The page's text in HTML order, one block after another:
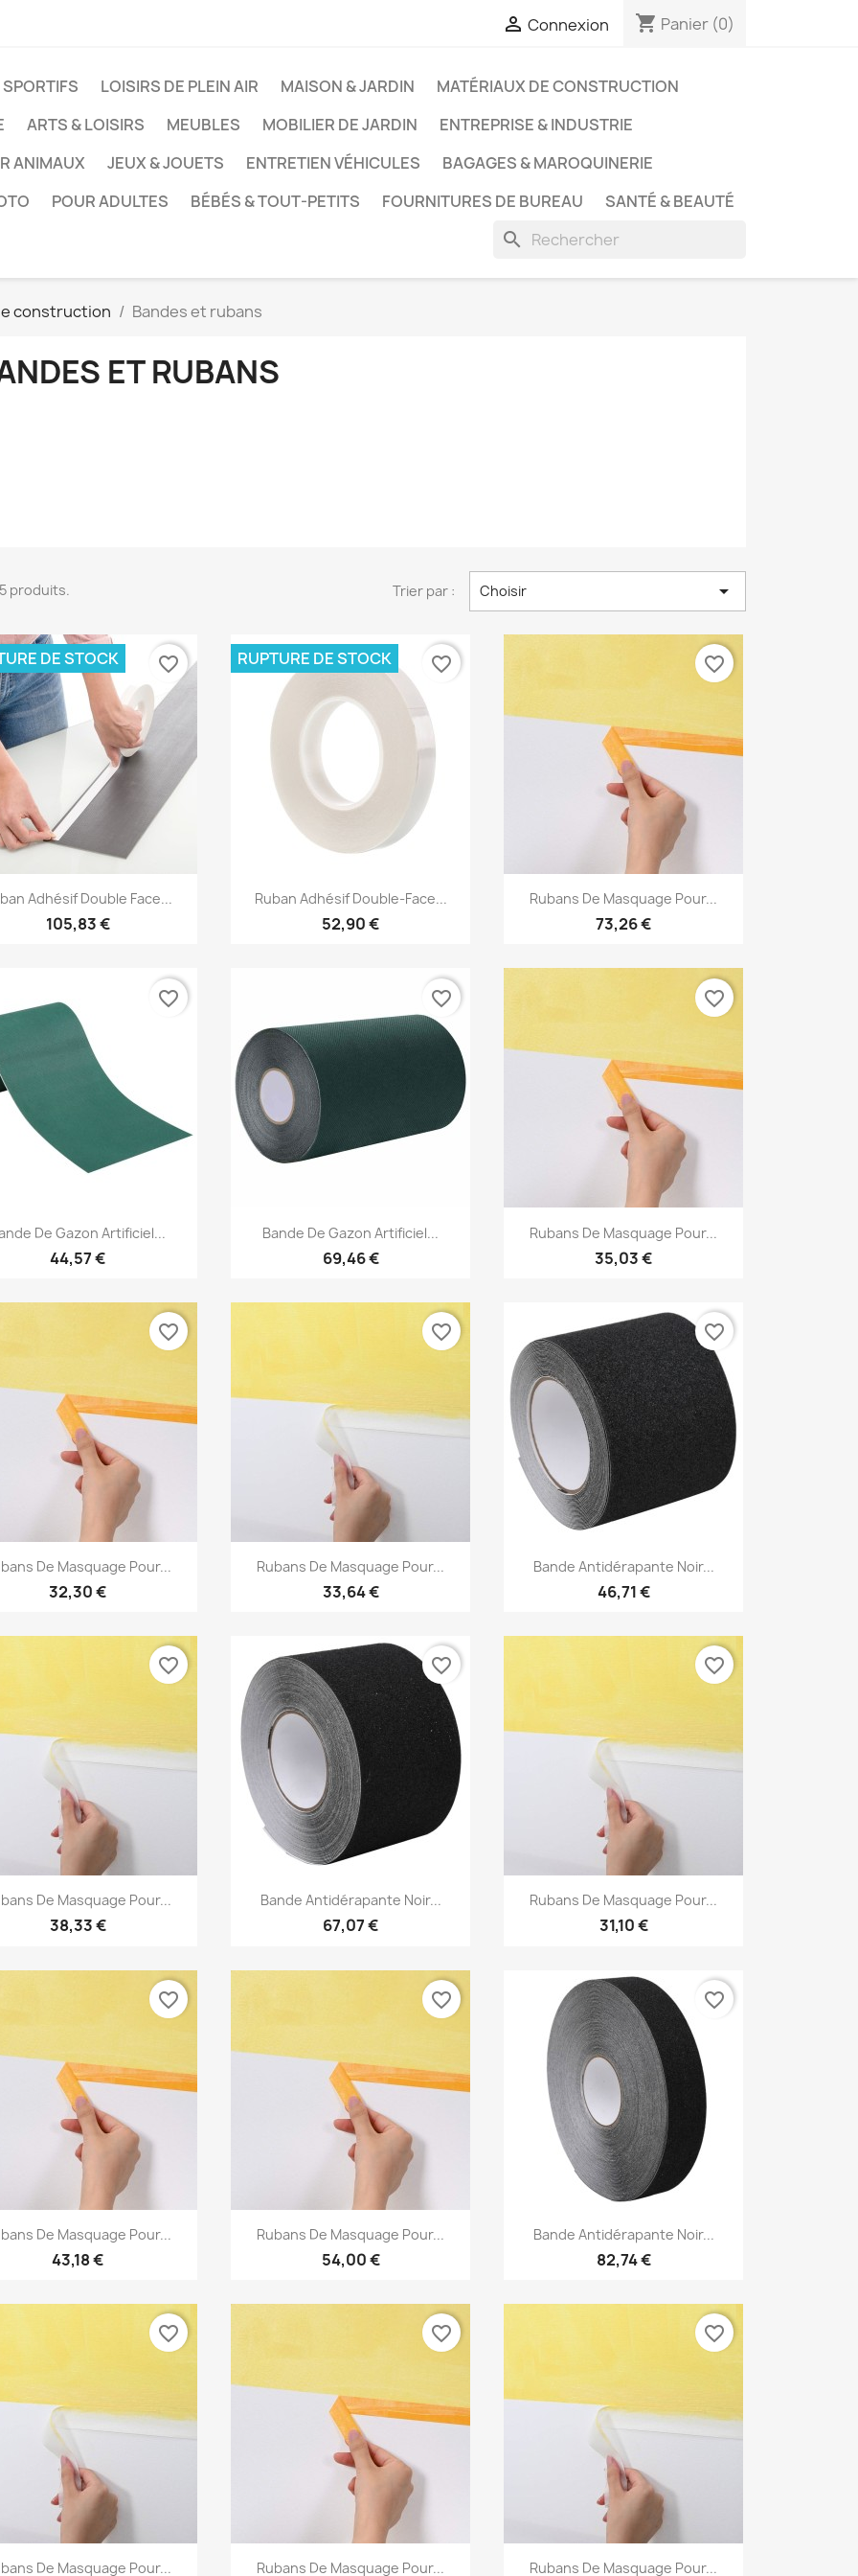
 Connexion shopping_cart Panier (0)
LOISIRS DE PLEIN AIR MAISON & JARDIN
MATÉRIAUX DE CONSTRUCTION
ARTS & LOISIRS MEUBLES MOBILIER DE JARDIN
ENTREPRISE & INDUSTRIE
ANIMAUX
JEUX & JOUETS ENTRETIEN VÉHICULES
BAGAGES & MAROQUINERIE
POUR ADULTES BÉBÉS & TOUT-PETITS FOURNITURES DE BUREAU SANTÉ & BEAUTÉ
search
construction Bandes et rubans
ET RUBANS
produits. Trier par : Choisir 
Aperçu rapide
Adhésif Double Face...
105,83 €
DE STOCK favorite_border
Aperçu rapide
Ruban Adhésif Double-Face...
52,90 €
RUPTURE DE STOCK favorite_border
 Aperçu rapide
Rubans De Masquage Pour...
73,26 €
favorite_border
 Aperçu rapide
De Gazon Artificiel...
44,57 €
favorite_border
 Aperçu rapide
Bande De Gazon Artificiel...
69,46 €
favorite_border
 Aperçu rapide
Rubans De Masquage Pour...
35,03 €
favorite_border
 Aperçu rapide
De Masquage Pour...
32,30 €
favorite_border
 Aperçu rapide
Rubans De Masquage Pour...
33,64 €
favorite_border
Aperçu rapide
Bande Antidérapante Noir...
46,71 €
favorite_border
 Aperçu rapide
De Masquage Pour...
38,33 €
favorite_border
Aperçu rapide
Bande Antidérapante Noir...
67,07 €
favorite_border
 Aperçu rapide
Rubans De Masquage Pour...
31,10 €
favorite_border
 Aperçu rapide
De Masquage Pour...
43,18 €
favorite_border
 Aperçu rapide
Rubans De Masquage Pour...
54,00 €
favorite_border
Aperçu rapide
Bande Antidérapante Noir...
82,74 €
favorite_border
 Aperçu rapide
De Masquage Pour...
favorite_border
 Aperçu rapide
Rubans De Masquage Pour...
favorite_border
 Aperçu rapide
Rubans De Masquage Pour...
favorite_border